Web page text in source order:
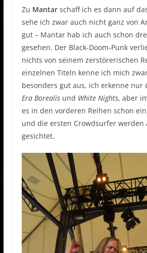
Zu Mantarschaff ich es dann auf
sehe ich zwar auch nicht ganz von
gut – Mantar hab ich auch schon
gesehen. Der Black-Doom-Punk
nichts von seinem zerstörerischen
einzelnen Titeln kenne ich mich
besonders gut aus, ich erkenne nur
Era Borealisund White Nights, aber
es in den vorderen Reihen schon
und die ersten Crowdsurfer werden
gesichtet.